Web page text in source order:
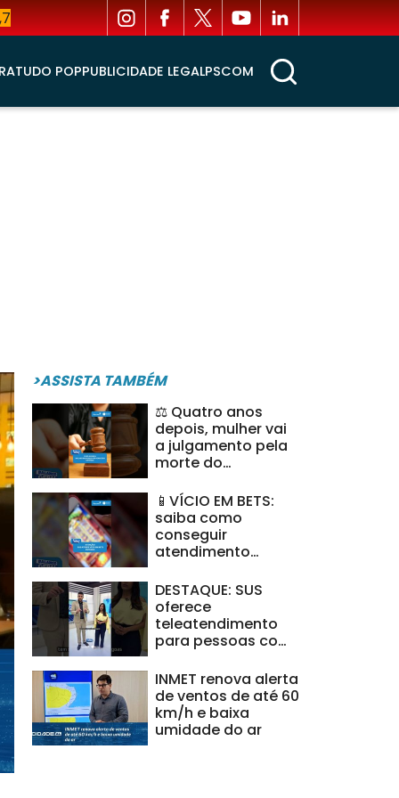
TUDO POPPUBLICIDADE LEGALPSCOM
>ASSISTA TAMBÉM
⚖️ Quatro anos
depois, mulher vai
a julgamento pela
morte do
#BalançoGeralAL
📱VÍCIO EM BETS:
saiba como
conseguir
atendimento
#BalançoGeralAL
DESTAQUE: SUS
oferece
teleatendimento
para pessoas com
online
#BalançoGeralAL
INMET renova alerta
de ventos de até 60
km/h e baixa
umidade do ar